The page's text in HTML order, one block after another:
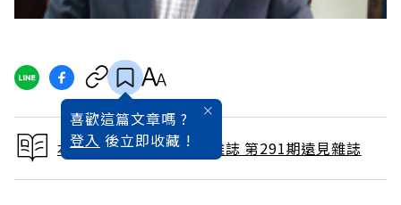
喜歡這篇文章嗎 ?
登入 後立即收藏 !
本文出自 2010 / 9月號雜誌 第291期遠見雜誌